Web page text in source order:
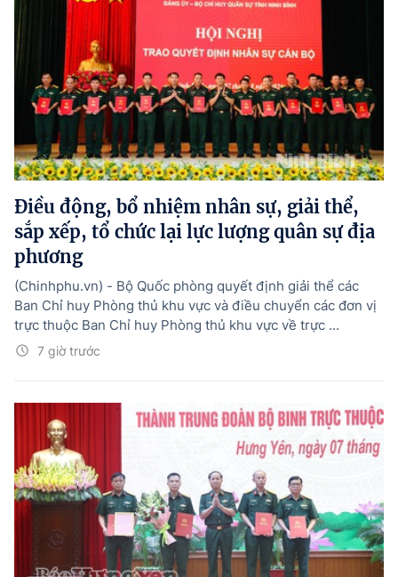
Điều động, bổ nhiệm nhân sự, giải thể,
sắp xếp, tổ chức lại lực lượng quân sự địa
phương
7 giờ trước
(Chinhphu.vn) - Bộ Quốc phòng quyết định giải thể các
Ban Chỉ huy Phòng thủ khu vực và điều chuyển các đơn vị
trực thuộc Ban Chỉ huy Phòng thủ khu vực về trực ...